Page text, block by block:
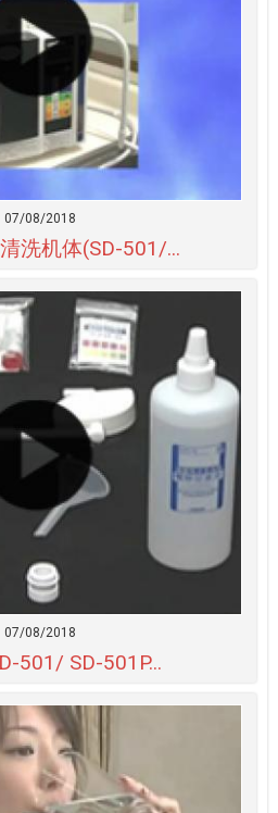
07/08/2018
洗机体(SD-501/...
07/08/2018
501/ SD-501P...